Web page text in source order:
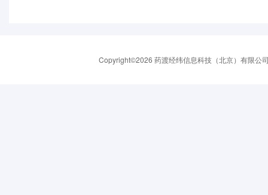
Copyright©2026 药渡经纬信息科技（北京）有限公